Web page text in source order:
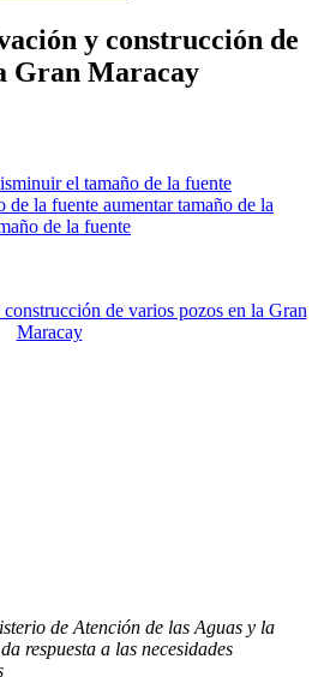
y construcción de
Gran Maracay
el tamaño de la fuente
aumentar tamaño de la
de Atención de las Aguas y la
respuesta a las necesidades